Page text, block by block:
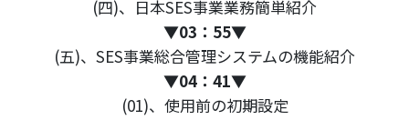
(四)、日本SES事業業務簡単紹介
▼03：55▼
(五)、SES事業総合管理システムの機能紹介
▼04：41▼
(01)、使用前の初期設定